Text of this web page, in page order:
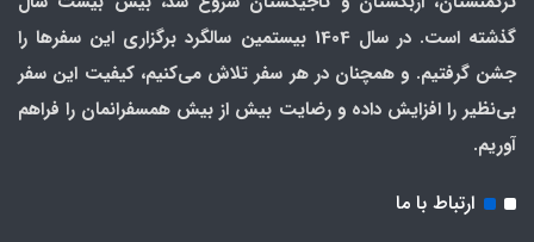
گذشته است. در سال 1404 بیستمین سالگرد برگزاری این سفرها را
جشن گرفتیم. و همچنان در هر سفر تلاش می‌کنیم، کیفیت این سفر
بی‌نظیر را افزایش داده و رضایت بیش از بیش همسفرانمان را فراهم
آوریم.
ارتباط با ما